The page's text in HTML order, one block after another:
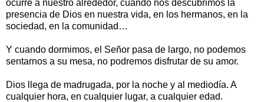
ocurre a nuestro alrededor, cuando nos descubrimos la
presencia de Dios en nuestra vida, en los hermanos, en la
sociedad, en la comunidad…
Y cuando dormimos, el Señor pasa de largo, no podemos
sentarnos a su mesa, no podremos disfrutar de su amor.
Dios llega de madrugada, por la noche y al mediodía. A
cualquier hora, en cualquier lugar, a cualquier edad.